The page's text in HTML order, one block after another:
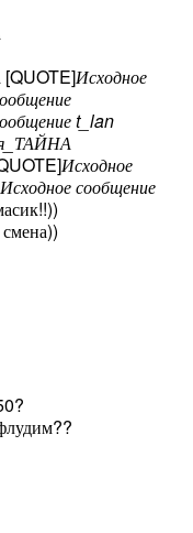
[QUOTE]Исходное
t_lan
Исходное
Исходное сообщение